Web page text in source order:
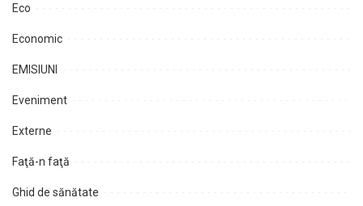
Eco
Economic
EMISIUNI
Eveniment
Externe
Faţă-n faţă
Ghid de sănătate